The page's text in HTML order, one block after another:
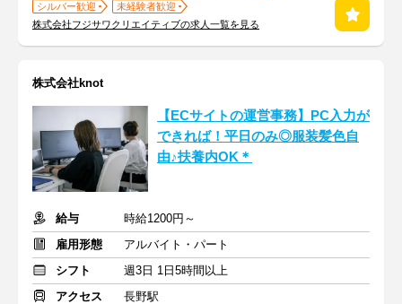
シルバー歓迎
未経験者歓迎
株式会社フジサワクリエイティブの求人一覧を見る
株式会社knot
【ECサイトの運営事務】PC入力が
できれば！平日のみ◎服装髪色自
由♪扶養内OK＊
給与
時給1200円～
雇用形態
アルバイト・パート
シフト
週3日 1日5時間以上
アクセス
長野駅